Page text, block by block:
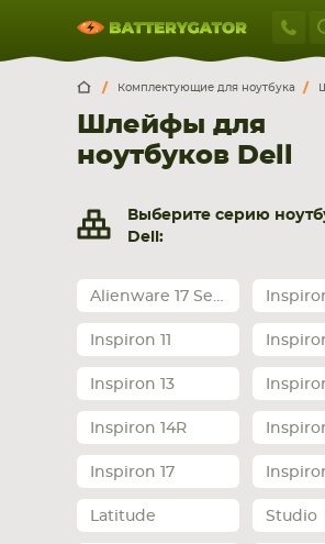
Москва Санкт-Петербург
г. Москва, ул. Ткацкая, 5с3 (м.
5 мин. ходьбы от ст.м. “Семеновская”
Обратный звонок
Пн-Вс:
смартфона, планшета
НОУТБУКА ПЛАНШЕТА
СМАРТФОНА КОМПЛЕКТУЮЩИЕ
Комплектующие для ноутбука
Шлейфы для
ноутбуков Dell
Выберите серию
Dell:
Alienware 17 Series
Inspiron 11
Inspiron 13
Inspiron 14R
Inspiron 17
Latitude Studio